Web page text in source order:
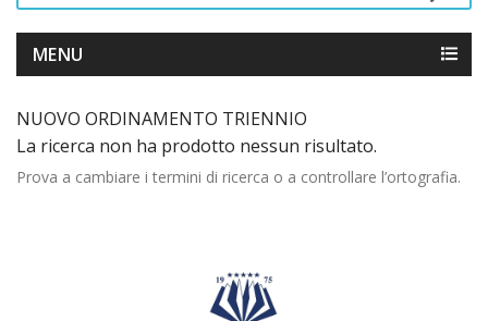
MENU
NUOVO ORDINAMENTO TRIENNIO
La ricerca non ha prodotto nessun risultato.
Prova a cambiare i termini di ricerca o a controllare l’ortografia.